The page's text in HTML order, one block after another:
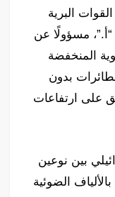
البرية
“أ.”، مسؤولًا عن
المنخفضة
بدون
على ارتفاعات
بين نوعين
الضوئية